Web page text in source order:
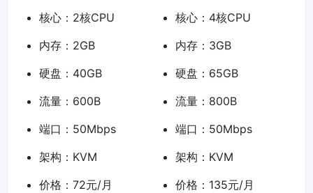
核心：2核CPU
内存：2GB
硬盘：40GB
流量：600B
端口：50Mbps
架构：KVM
价格：72元/月
核心：4核CPU
内存：3GB
硬盘：65GB
流量：800B
端口：50Mbps
架构：KVM
价格：135元/月